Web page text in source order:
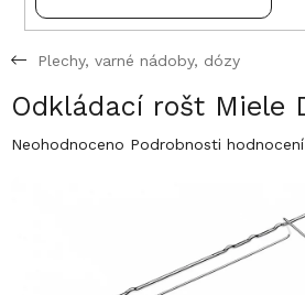
Plechy, varné nádoby, dózy
Odkládací rošt Miele
Průměrné
Neohodnoceno Podrobnosti hodnocení